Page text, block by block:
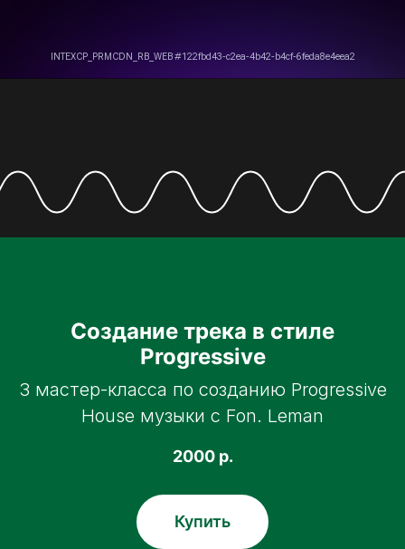
Создание трека в стиле
Progressive
3 мастер-класса по созданию Progressive
House музыки с Fon. Leman
2000 р.
Купить